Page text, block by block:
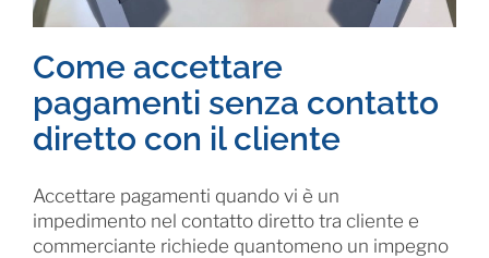
Come accettare
pagamenti senza contatto
diretto con il cliente
Accettare pagamenti quando vi è un
impedimento nel contatto diretto tra cliente e
commerciante richiede quantomeno un impegno